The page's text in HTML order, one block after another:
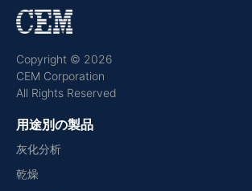
Copyright © 2026
CEM Corporation
All Rights Reserved
用途別の製品
灰化分析
乾燥